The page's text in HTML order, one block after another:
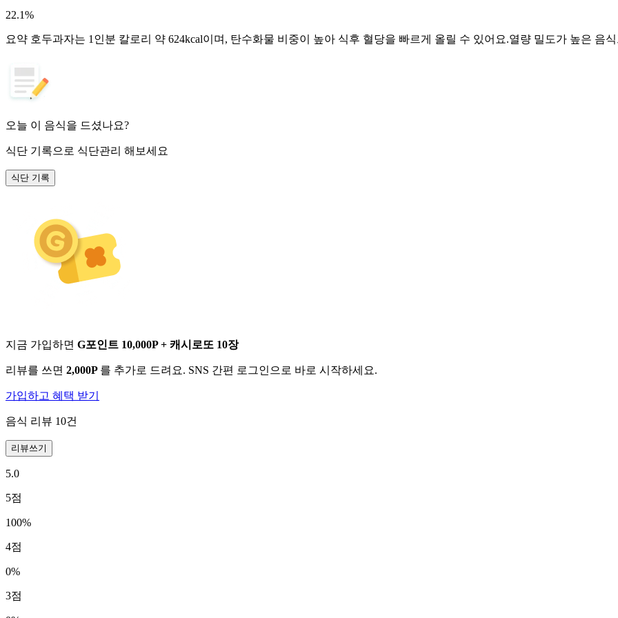
22.1%
요약 호두과자는 1인분 칼로리 약 624kcal이며, 탄수화물 비중이 높아 식후 혈당을 빠르게 올릴 수 있어요.열량 밀도가 높은 음
오늘 이 음식을 드셨나요?
식단 기록으로 식단관리 해보세요
식단 기록
지금 가입하면 G포인트 10,000P + 캐시로또 10장
리뷰를 쓰면 2,000P 를 추가로 드려요. SNS 간편 로그인으로 바로 시작하세요.
가입하고 혜택 받기
음식 리뷰 10건
리뷰쓰기
5.0
5점
100%
4점
0%
3점